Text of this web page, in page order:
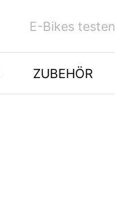
E-Bikes testen
ZUBEHÖR